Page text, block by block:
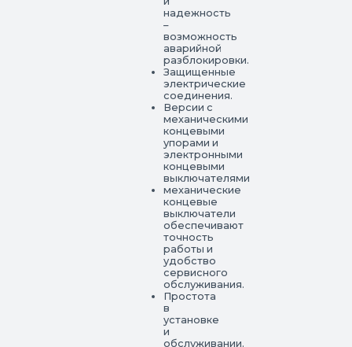
надежность
–
возможность
аварийной
разблокировки.
Защищенные
электрические
соединения.
Версии с
механическими
концевыми
упорами и
электронными
концевыми
выключателями
механические
концевые
выключатели
обеспечивают
точность
работы и
удобство
сервисного
обслуживания.
Простота
в
установке
и
обслуживании.